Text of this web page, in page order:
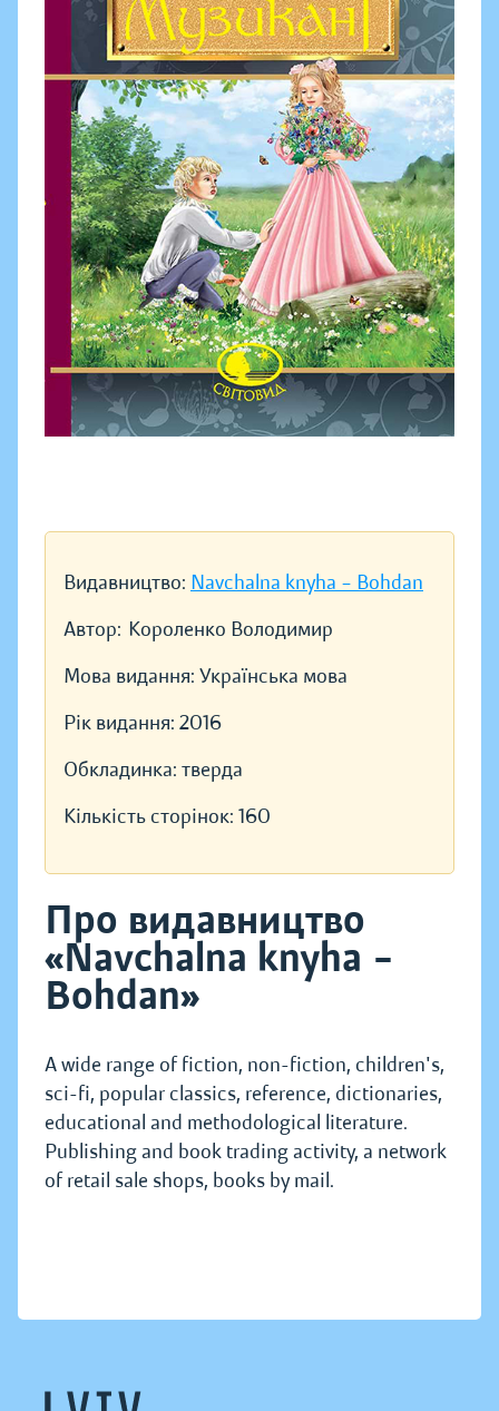
Видавництво: Navchalna knyha – Bohdan
Автор: Короленко Володимир
Мова видання: Українська мова
Рік видання: 2016
Обкладинка: тверда
Кількість сторінок: 160
Про видавництво
«Navchalna knyha –
Bohdan»
A wide range of fiction, non-fiction, children's,
sci-fi, popular classics, reference, dictionaries,
educational and methodological literature.
Publishing and book trading activity, a network
of retail sale shops, books by mail.